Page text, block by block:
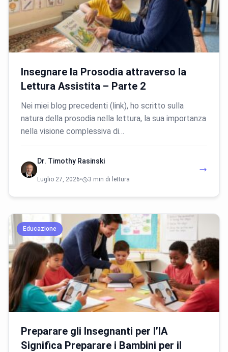
Insegnare la Prosodia attraverso la
Lettura Assistita – Parte 2
Nei miei blog precedenti (link), ho scritto sulla
natura della prosodia nella lettura, la sua importanza
nella visione complessiva di…
Dr. Timothy Rasinski
Luglio 27, 2026• 3 min di lettura
Educazione
Preparare gli Insegnanti per l’IA
Significa Preparare i Bambini per il